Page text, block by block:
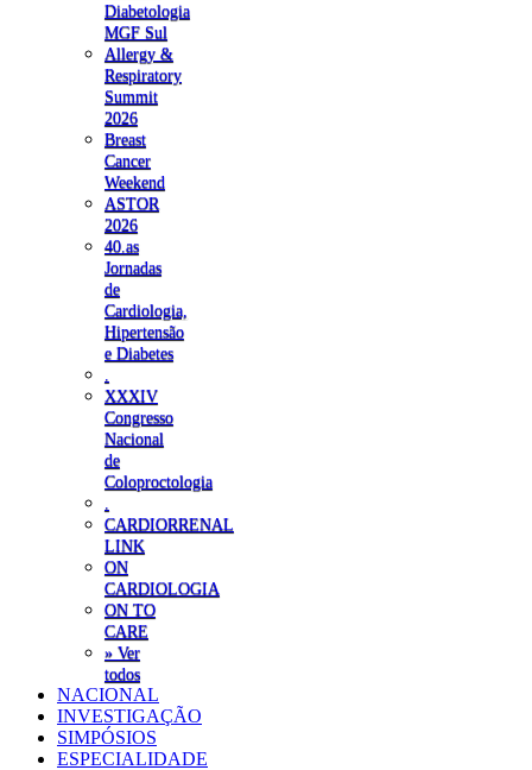
Diabetologia
MGF Sul
Allergy &
Respiratory
Summit
2026
Breast
Cancer
Weekend
ASTOR
2026
40.as
Jornadas
de
Cardiologia,
Hipertensão
e Diabetes
XXXIV
Congresso
Nacional
de
Coloproctologia
CARDIORRENAL
LINK
ON
CARDIOLOGIA
ON TO
CARE
» Ver
todos
NACIONAL
INVESTIGAÇÃO
SIMPÓSIOS
ESPECIALIDADE